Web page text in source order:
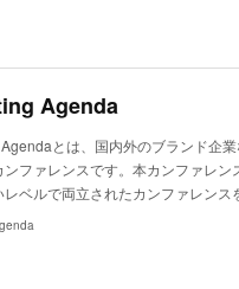
Agenda
とは、国内外のブランド企
ファレンスです。本カンファレ
ベルで両立されたカンファレンス